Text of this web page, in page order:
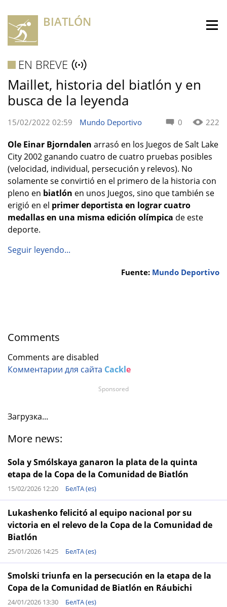
BIATLÓN
EN BREVE
Maillet, historia del biatlón y en
busca de la leyenda
0 222
15/02/2022 02:59 Mundo Deportivo
Ole Einar Bjorndalen arrasó en los Juegos de Salt Lake
City 2002 ganando cuatro de cuatro pruebas posibles
(velocidad, individual, persecución y relevos). No
solamente se convirtió en el primero de la historia con
pleno en biatlón en unos Juegos, sino que también se
erigió en el primer deportista en lograr cuatro
medallas en una misma edición olímpica de este
deporte.
Seguir leyendo...
Fuente: Mundo Deportivo
Comments
Comments are disabled
Комментарии для сайта Cackle
Загрузка...
More news:
Sola y Smólskaya ganaron la plata de la quinta
etapa de la Copa de la Comunidad de Biatlón
15/02/2026 12:20 БелТА (es)
Lukashenko felicitó al equipo nacional por su
victoria en el relevo de la Copa de la Comunidad de
Biatlón
25/01/2026 14:25 БелТА (es)
Smolski triunfa en la persecución en la etapa de la
Copa de la Comunidad de Biatlón en Ráubichi
24/01/2026 13:30 БелТА (es)
Sponsored